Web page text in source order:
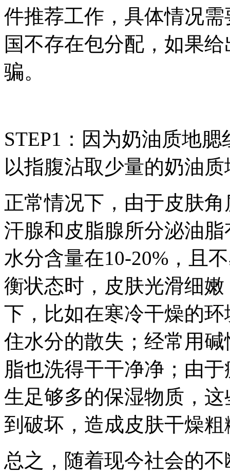
件推荐工作，具体情况
国不存在包分配，如果
骗。
STEP1：因为奶油质地
以指腹沾取少量的奶油
正常情况下，由于皮肤
汗腺和皮脂腺所分泌油
水分含量在10-20%，且
衡状态时，皮肤光滑细
下，比如在寒冷干燥的
住水分的散失；经常用
脂也洗得干干净净；由
生足够多的保湿物质，
到破坏，造成皮肤干燥
总之，随着现今社会的